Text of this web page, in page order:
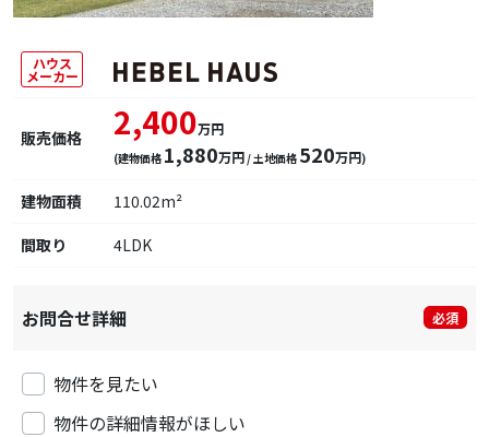
ハウス
メーカー
販売価格 2,400万円
(建物価格 1,880万円 / 土地価格 520万円)
建物面積
110.02m²
間取り
4LDK
お問合せ詳細 必須
物件を見たい
物件の詳細情報がほしい